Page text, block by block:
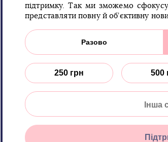
підтримку. Так ми зможемо
представляти повну й об’єктивну
Разово
250 грн 500